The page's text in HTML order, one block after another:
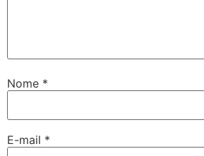
Nome *
E-mail *